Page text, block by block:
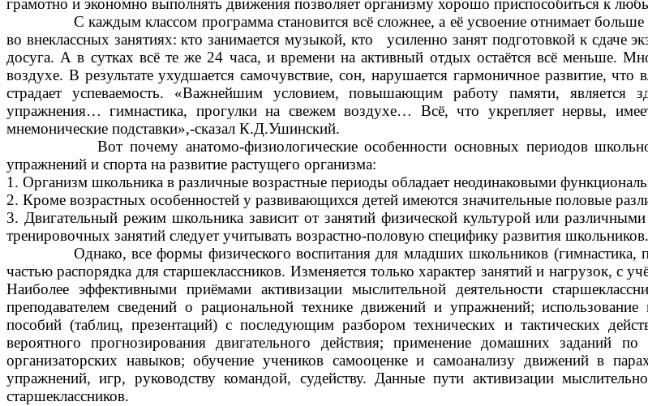
грамотно и экономно выполнять движения позволяет организму хорошо приспособиться к
С каждым классом программа становится всё сложнее, а её усвоение отнимает больше
во внеклассных занятиях: кто занимается музыкой, кто усиленно занят подготовкой к сдаче
досуга. А в сутках всё те же 24 часа, и времени на активный отдых остаётся всё меньше.
воздухе. В результате ухудшается самочувствие, сон, нарушается гармоничное развитие,
страдает успеваемость. «Важнейшим условием, повышающим работу памяти, является
упражнения… гимнастика, прогулки на свежем воздухе… Всё, что укрепляет нервы,
мнемонические подставки»,-сказал К.Д.Ушинский.
Вот почему анатомо-физиологические особенности основных периодов школьного
упражнений и спорта на развитие растущего организма:
1. Организм школьника в различные возрастные периоды обладает неодинаковыми
2. Кроме возрастных особенностей у развивающихся детей имеются значительные половые
3. Двигательный режим школьника зависит от занятий физической культурой или
тренировочных занятий следует учитывать возрастно-половую специфику развития школьников.
Однако, все формы физического воспитания для младших школьников (гимнастика,
частью распорядка для старшеклассников. Изменяется только характер занятий и нагрузок, с
Наиболее эффективными приёмами активизации мыслительной деятельности
преподавателем сведений о рациональной технике движений и упражнений;
пособий (таблиц, презентаций) с последующим разбором технических и тактических
вероятного прогнозирования двигательного действия; применение домашних заданий
организаторских навыков; обучение учеников самооценке и самоанализу движений в
упражнений, игр, руководству командой, судейству. Данные пути активизации
старшеклассников.